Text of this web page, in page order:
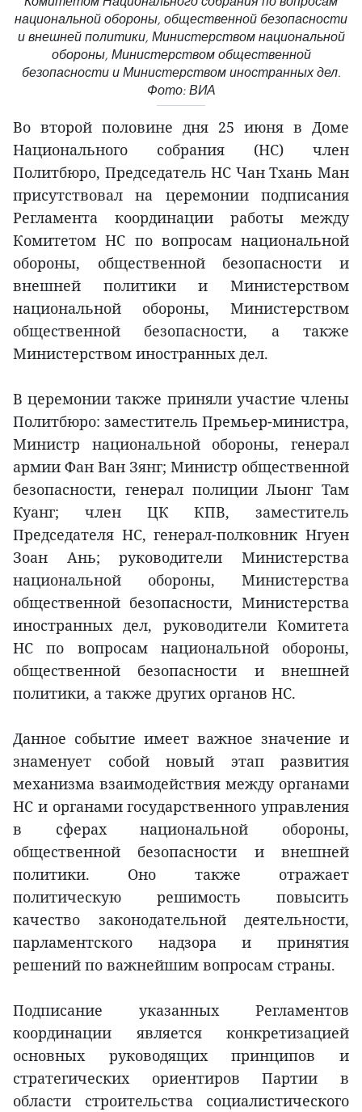
национальной обороны, общественной безопасности
и внешней политики, Министерством национальной
обороны, Министерством общественной
безопасности и Министерством иностранных дел.
Фото: ВИА
Во второй половине дня 25 июня в Доме
Национального собрания (НС) член
Политбюро, Председатель НС Чан Тхань Ман
присутствовал на церемонии подписания
Регламента координации работы между
Комитетом НС по вопросам национальной
обороны, общественной безопасности и
внешней политики и Министерством
национальной обороны, Министерством
общественной безопасности, а также
Министерством иностранных дел.
В церемонии также приняли участие члены
Политбюро: заместитель Премьер-министра,
Министр национальной обороны, генерал
армии Фан Ван Зянг; Министр общественной
безопасности, генерал полиции Лыонг Там
Куанг; член ЦК КПВ, заместитель
Председателя НС, генерал-полковник Нгуен
Зоан Ань; руководители Министерства
национальной обороны, Министерства
общественной безопасности, Министерства
иностранных дел, руководители Комитета
НС по вопросам национальной обороны,
общественной безопасности и внешней
политики, а также других органов НС.
Данное событие имеет важное значение и
знаменует собой новый этап развития
механизма взаимодействия между органами
НС и органами государственного управления
в сферах национальной обороны,
общественной безопасности и внешней
политики. Оно также отражает
политическую решимость повысить
качество законодательной деятельности,
парламентского надзора и принятия
решений по важнейшим вопросам страны.
Подписание указанных Регламентов
координации является конкретизацией
основных руководящих принципов и
стратегических ориентиров Партии в
области строительства социалистического